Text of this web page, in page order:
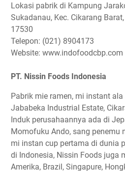
Lokasi pabrik di Kampung
Sukadanau, Kec. Cikarang
17530
Telepon: (021) 8904173
Website: www.indofoodcbp.com
PT. Nissin Foods Indonesia
Pabrik mie ramen, mi instant
Jababeka Industrial Estate,
Induk perusahaannya ada di
Momofuku Ando, sang penemu
mi instan cup pertama di dunia
di Indonesia, Nissin Foods juga
Amerika, Brazil, Singapure,